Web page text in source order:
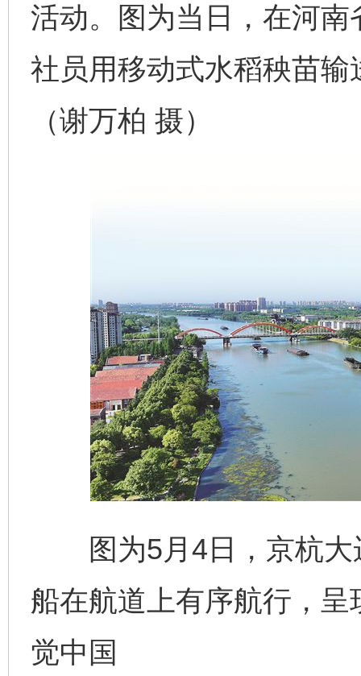
活动。图为当日，在河
社员用移动式水稻秧苗
（谢万柏 摄）
图为5月4日，京杭大
船在航道上有序航行，
觉中国